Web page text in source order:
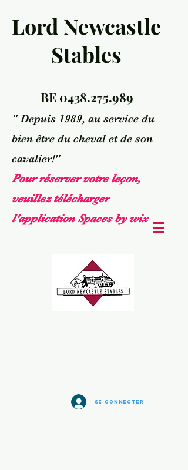
Lord Newcastle
Stables
BE 0438.275.989
" Depuis 1989, au service du
bien être du cheval et de son
cavalier!"
Pour réserver votre leçon,
veuillez télécharger
l'application Spaces by wix
Se connecter